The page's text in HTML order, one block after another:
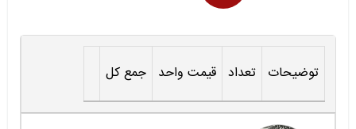
توضیحات تعداد قیمت واحد جمع کل